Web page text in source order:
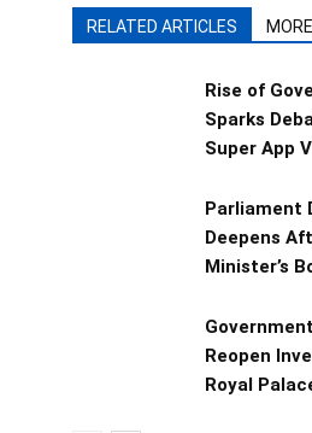
RELATED ARTICLES
Rise of
Sparks
Super App
Parliament
Deepens
Minister’s
Reopen
Royal